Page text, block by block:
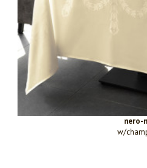
nero-n
w/